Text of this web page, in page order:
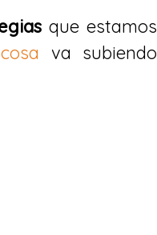
que estamos
va subiendo